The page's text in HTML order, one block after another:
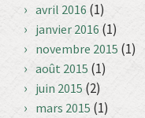
avril 2016 (1)
janvier 2016 (1)
novembre 2015 (1)
août 2015 (1)
juin 2015 (2)
mars 2015 (1)